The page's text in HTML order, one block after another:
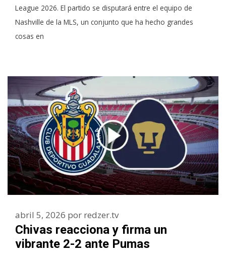
League 2026. El partido se disputará entre el equipo de
Nashville de la MLS, un conjunto que ha hecho grandes
cosas en
Chivas reacciona y firma un
vibrante 2-2 ante Pumas
abril 5, 2026 por redzer.tv